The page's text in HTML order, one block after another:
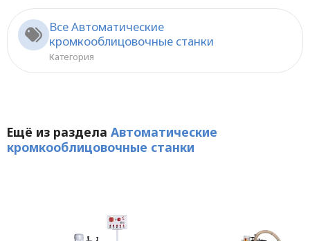
Все Автоматические
кромкооблицовочные станки
Категория
Ещё из раздела Автоматические
кромкооблицовочные станки